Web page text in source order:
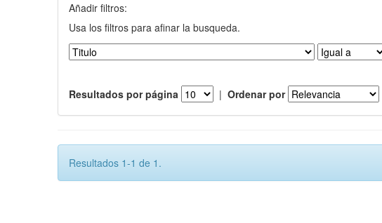
Añadir filtros:
Usa los filtros para afinar la busqueda.
Resultados por página | Ordenar por
Resultados 1-1 de 1.